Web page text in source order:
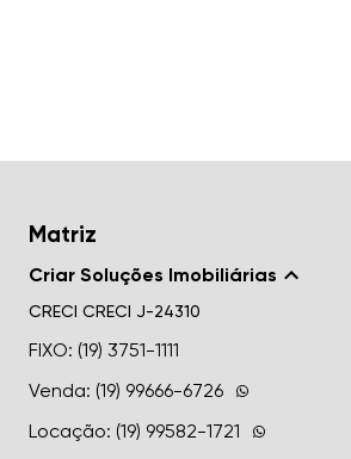
Matriz
Criar Soluções Imobiliárias
CRECI CRECI J-24310
FIXO: (19) 3751-1111
Venda: (19) 99666-6726
Locação: (19) 99582-1721